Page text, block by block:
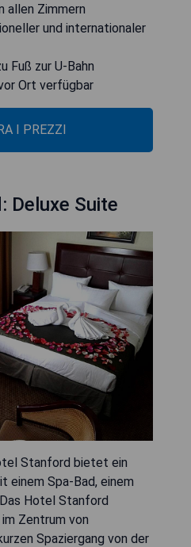
allen Zimmern
und internationaler
Fuß zur U-Bahn
Ort verfügbar
I PREZZI
Deluxe Suite
Stanford bietet ein
einem Spa-Bad, einem
Hotel Stanford
Zentrum von
Spaziergang von der